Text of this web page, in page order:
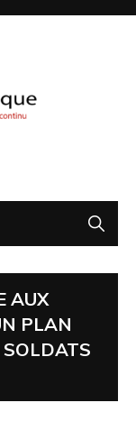
AUX
PLAN